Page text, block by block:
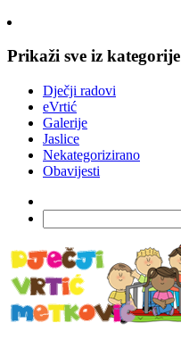
Prikaži sve iz kategorije
Dječji radovi
eVrtić
Galerije
Jaslice
Nekategorizirano
Obavijesti